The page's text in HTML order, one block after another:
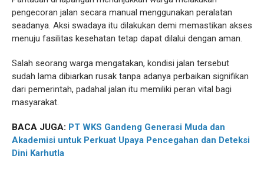
pengecoran jalan secara manual menggunakan peralatan
seadanya. Aksi swadaya itu dilakukan demi memastikan akses
menuju fasilitas kesehatan tetap dapat dilalui dengan aman.
Salah seorang warga mengatakan, kondisi jalan tersebut
sudah lama dibiarkan rusak tanpa adanya perbaikan signifikan
dari pemerintah, padahal jalan itu memiliki peran vital bagi
masyarakat.
BACA JUGA: PT WKS Gandeng Generasi Muda dan
Akademisi untuk Perkuat Upaya Pencegahan dan Deteksi
Dini Karhutla